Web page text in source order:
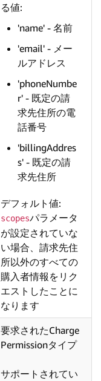
る値:
'name' - 名前
'email' - メー
ルアドレス
'phoneNumbe
r' - 既定の請
求先住所の電
話番号
'billingAddres
s' - 既定の請
求先住所
デフォルト値:
scopesパラメータ
が設定されていな
い場合、請求先住
所以外のすべての
購入者情報をリク
エストしたことに
なります
要求されたCharge
Permissionタイプ
サポートされてい